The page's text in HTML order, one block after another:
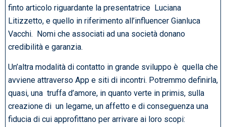
finto articolo riguardante la presentatrice Luciana
Litizzetto, e quello in riferimento all’influencer Gianluca
Vacchi. Nomi che associati ad una società donano
credibilità e garanzia.
Un’altra modalità di contatto in grande sviluppo è quella che
avviene attraverso App e siti di incontri. Potremmo definirla,
quasi, una truffa d’amore, in quanto verte in primis, sulla
creazione di un legame, un affetto e di conseguenza una
fiducia di cui approfittano per arrivare ai loro scopi: